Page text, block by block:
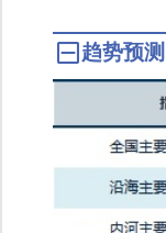
趋势预测